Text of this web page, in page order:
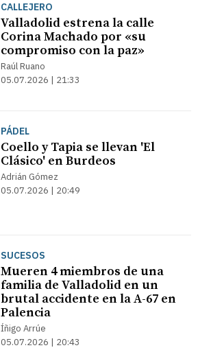
CALLEJERO
Valladolid estrena la calle
Corina Machado por «su
compromiso con la paz»
Raúl Ruano
05.07.2026 | 21:33
PÁDEL
Coello y Tapia se llevan 'El
Clásico' en Burdeos
Adrián Gómez
05.07.2026 | 20:49
SUCESOS
Mueren 4 miembros de una
familia de Valladolid en un
brutal accidente en la A-67 en
Palencia
Íñigo Arrúe
05.07.2026 | 20:43